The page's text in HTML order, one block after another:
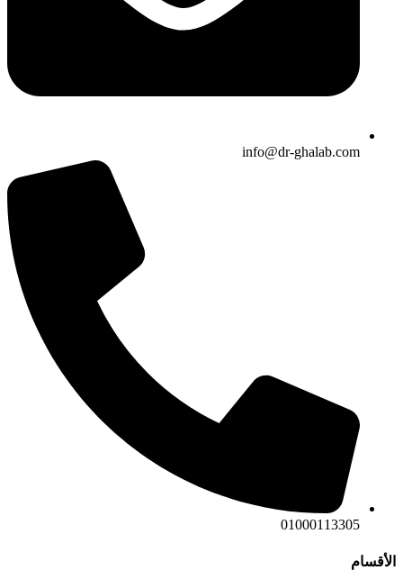
info@dr-ghalab.com
01000113305
الأقسام